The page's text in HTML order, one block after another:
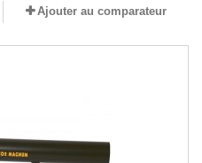
Ajouter au comparateur